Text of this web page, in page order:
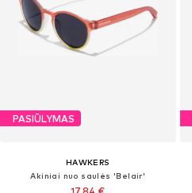
PASIŪLYMAS
HAWKERS
Akiniai nuo saulės 'Belair'